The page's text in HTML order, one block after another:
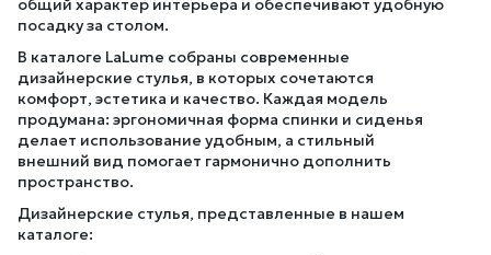
общий характер интерьера и обеспечивают удобную
посадку за столом.
В каталоге LaLume собраны современные
дизайнерские стулья, в которых сочетаются
комфорт, эстетика и качество. Каждая модель
продумана: эргономичная форма спинки и сиденья
делает использование удобным, а стильный
внешний вид помогает гармонично дополнить
пространство.
Дизайнерские стулья, представленные в нашем
каталоге: